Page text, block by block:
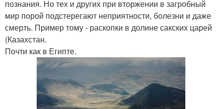
познания. Но тех и других при вторжении в загробный
мир порой подстерегают неприятности, болезни и даже
смерть. Пример тому - раскопки в долине сакских царей
(Казахстан.
Почти как в Египте.